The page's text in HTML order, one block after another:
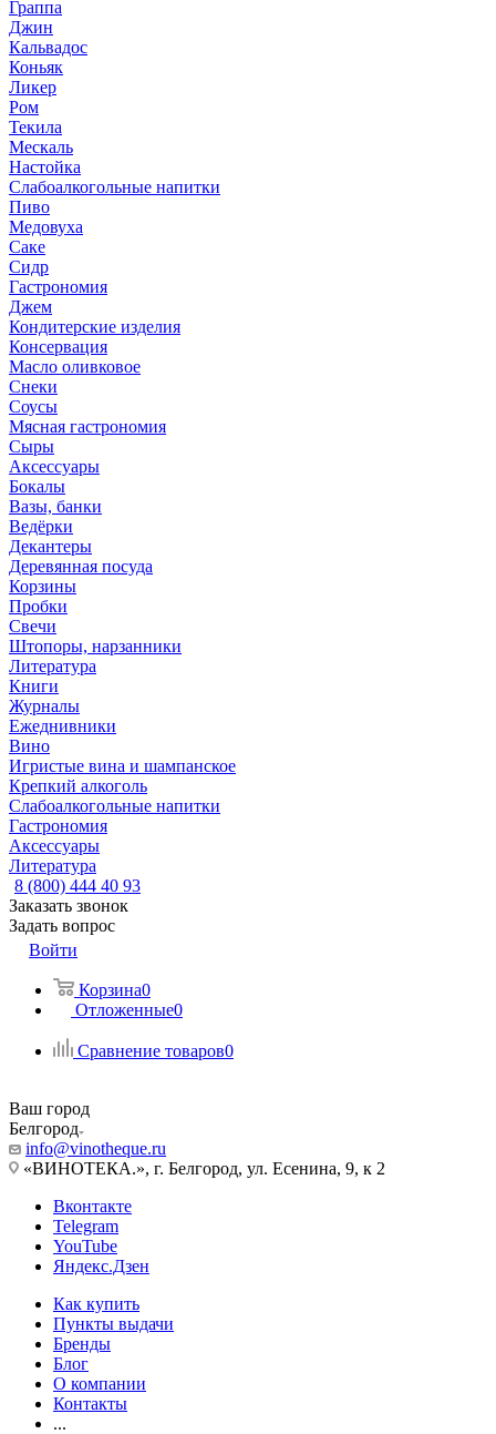
Граппа
Джин
Кальвадос
Коньяк
Ликер
Ром
Текила
Мескаль
Настойка
Слабоалкогольные напитки
Пиво
Медовуха
Саке
Сидр
Гастрономия
Джем
Кондитерские изделия
Консервация
Масло оливковое
Снеки
Соусы
Мясная гастрономия
Сыры
Аксессуары
Бокалы
Вазы, банки
Ведёрки
Декантеры
Деревянная посуда
Корзины
Пробки
Свечи
Штопоры, нарзанники
Литература
Книги
Журналы
Ежеднивники
Вино
Игристые вина и шампанское
Крепкий алкоголь
Слабоалкогольные напитки
Гастрономия
Аксессуары
Литература
8 (800) 444 40 93
Заказать звонок
Задать вопрос
Войти
Корзина0
Отложенные0
Сравнение товаров0
Ваш город
Белгород
info@vinotheque.ru
«ВИНОТЕКА.», г. Белгород, ул. Есенина, 9, к 2
Вконтакте
Telegram
YouTube
Яндекс.Дзен
Как купить
Пункты выдачи
Бренды
Блог
О компании
Контакты
...